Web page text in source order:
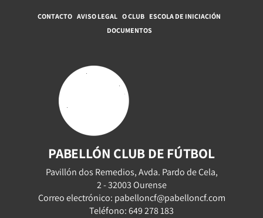
CONTACTO AVISO LEGAL O CLUB ESCOLA DE INICIACIÓN
DOCUMENTOS
PABELLÓN CLUB DE FÚTBOL
Pavillón dos Remedios, Avda. Pardo de Cela,
2 - 32003 Ourense
Correo electrónico: pabelloncf@pabelloncf.com
Teléfono: 649 278 183